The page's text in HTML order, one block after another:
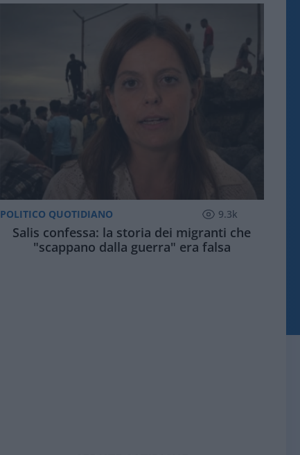
POLITICO QUOTIDIANO 9.3k
Salis confessa: la storia dei migranti che
"scappano dalla guerra" era falsa